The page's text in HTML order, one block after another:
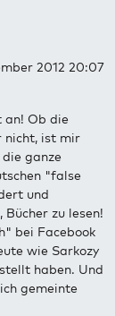
2012 20:07
an! Ob die
nicht, ist mir
ganze
"false
und
zu lesen!
bei Facebook
wie Sarkozy
haben. Und
gemeinte